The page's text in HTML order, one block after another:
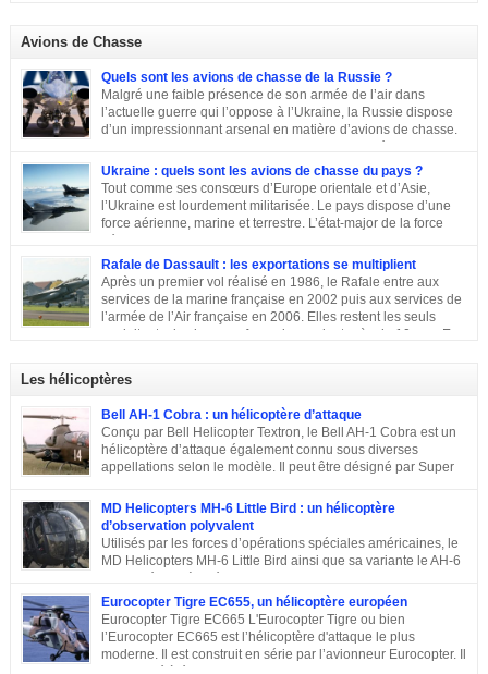
Avions de Chasse
Quels sont les avions de chasse de la Russie ?
Malgré une faible présence de son armée de l’air dans
l’actuelle guerre qui l’oppose à l’Ukraine, la Russie dispose
d’un impressionnant arsenal en matière d’avions de chasse.
ensemble les principaux moyens dont dispose sa force aérienne.
Ukraine : quels sont les avions de chasse du pays ?
Tout comme ses consœurs d’Europe orientale et d’Asie,
l’Ukraine est lourdement militarisée. Le pays dispose d’une
force aérienne, marine et terrestre. L’état-major de la force
est équipée en majorité d’avions de fabrication soviétique. Parmi les
républiques socialistes soviétiques, l’Ukraine élabore l’une des plus
stratégiques. D’après les statistiques de 2014, l’armée de l’air ukrainienne
et les forces de défense aérienne contiennent environ 43 000 personnes et
247 avions. L’armée ukrainienne se divise en trois commandements
Rafale de Dassault : les exportations se multiplient
Après un premier vol réalisé en 1986, le Rafale entre aux
services de la marine française en 2002 puis aux services de
l’armée de l’Air française en 2006. Elles restent les seuls
exploitants du chasseur français pendant près de 10 ans. En
que le succès viendra bientôt. Quatre ans plus tard, les premières
commandes étrangères sont signées et depuis, le constructeur multiplie les
exportations. Tour d’horizon sur les exportations du Rafale …
Les hélicoptères
Bell AH-1 Cobra : un hélicoptère d’attaque
Conçu par Bell Helicopter Textron, le Bell AH-1 Cobra est un
hélicoptère d’attaque également connu sous diverses
appellations selon le modèle. Il peut être désigné par Super
Cobra, Snake ou encore Viper. Le modèle premier était doté de la même
motorisation, de la même transmission et du même rotor principal que le
Bell UH-1 Iroquois. Cet appareil a effectué son premier vol en septembre
1965, est entré en service en 1967 et est toujours en service dans quelques
pays. Sa conception C’est en 1962 que Bell décide de construire un
MD Helicopters MH-6 Little Bird : un hélicoptère
d’observation polyvalent
Utilisés par les forces d’opérations spéciales américaines, le
MD Helicopters MH-6 Little Bird ainsi que sa variante le AH-6
est un hélicoptère léger conçu sur la base du Hughes OH-6 et
du Hughes MD 500. Il a été conçu par l’avionneur américain MD
Helicopters. Sa conception Lorsqu’en 1960, l’armée américaine a évoqué
son souhait de développer un hélicoptère léger d’observation qui serait
également capable d’endosser divers rôles, de nombreuses compagnies
sont entrées en compétition pour remporter le projet. Parmi elles, il y a eu
Eurocopter Tigre EC655, un hélicoptère européen
Eurocopter Tigre EC665 L'Eurocopter Tigre ou bien
l’Eurocopter EC665 est l’hélicoptère d'attaque le plus
moderne. Il est construit en série par l’avionneur Eurocopter. Il